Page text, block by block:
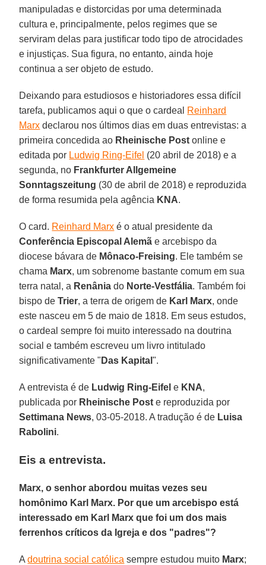
manipuladas e distorcidas por uma determinada
cultura e, principalmente, pelos regimes que se
serviram delas para justificar todo tipo de atrocidades
e injustiças. Sua figura, no entanto, ainda hoje
continua a ser objeto de estudo.
Deixando para estudiosos e historiadores essa difícil
tarefa, publicamos aqui o que o cardeal Reinhard
Marx declarou nos últimos dias em duas entrevistas: a
primeira concedida ao Rheinische Post online e
editada por Ludwig Ring-Eifel (20 abril de 2018) e a
segunda, no Frankfurter Allgemeine
Sonntagszeitung (30 de abril de 2018) e reproduzida
de forma resumida pela agência KNA.
O card. Reinhard Marx é o atual presidente da
Conferência Episcopal Alemã e arcebispo da
diocese bávara de Mônaco-Freising. Ele também se
chama Marx, um sobrenome bastante comum em sua
terra natal, a Renânia do Norte-Vestfália. Também foi
bispo deTrier, a terra de origem de Karl Marx, onde
este nasceu em 5 de maio de 1818. Em seus estudos,
o cardeal sempre foi muito interessado na doutrina
social e também escreveu um livro intitulado
significativamente " Das Kapital".
A entrevista é de Ludwig Ring-Eifel e KNA,
publicada por Rheinische Post e reproduzida por
Settimana News, 03-05-2018. A tradução é de Luisa
Rabolini.
Eis a entrevista.
Marx, o senhor abordou muitas vezes seu
homônimo Karl Marx. Por que um arcebispo está
interessado em Karl Marx que foi um dos mais
ferrenhos críticos da Igreja e dos "padres"?
Adoutrina social católica sempre estudou muito Marx;